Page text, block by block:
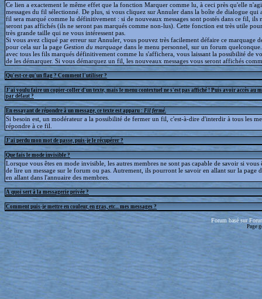
Ce lien a exactement le même effet que la fonction Marquer comme lu, à ceci près qu'elle
messages du fil sélectionné. De plus, si vous cliquez sur Annuler dans la boîte de dialogue qui
fil sera marqué comme lu définitivement : si de nouveaux messages sont postés dans ce fil, ils
seront pas affichés (ils ne seront pas marqués comme non-lus). Cette fonction est très utile
très grande taille qui ne vous intéressent pas.
Si vous avez cliqué par erreur sur Annuler, vous pouvez très facilement défaire ce marquage
pour cela sur la page Gestion du marquage dans le menu personnel, sur un forum
avec tous les fils marqués définitivement comme lu s'affichera, vous laissant la possibilité de
de les démarquer. Si vous démarquez un fil, les nouveaux messages vous seront affichés
Qu'est-ce qu'un flag ? Comment l'utiliser ?
J'ai voulu faire un copier-coller d'un texte, mais le menu contextuel ne s'est pas affiché ! Puis avoir accès au
par défaut ?
En essayant de répondre à un message, ce texte est apparu : Fil fermé
Si besoin est, un modérateur a la possibilité de fermer un fil, c'est-à-dire d'interdir à tous les
répondre à ce fil.
J'ai perdu mon mot de passe, puis-je le récupérer ?
Que fais le mode invisible ?
Lorsque vous êtes en mode invisible, les autres membres ne sont pas capable de savoir si vous
de lire un message sur le forum ou pas. Autrement, ils pourront le savoir en allant sur la page
en allant dans l'annuaire des membres.
A quoi sert à la messagerie privée ?
Comment puis-je mettre en couleur, en gras, etc... mes messages ?
Forum basé sur
Page